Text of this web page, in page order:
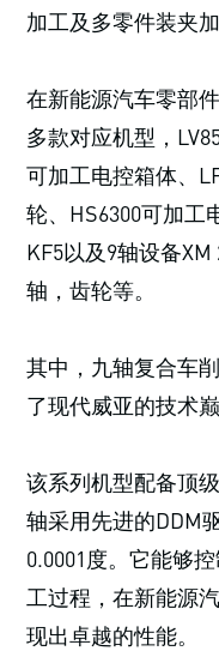
加工及多零件装夹加
在新能源汽车零部
多款对应机型，
可加工电控箱体、
轮、HS6300可加工
KF5以及9轴设备
轴，齿轮等。
其中，九轴复合车
了现代威亚的技术巅
该系列机型配备顶
轴采用先进的DDM
0.0001度。它能够
工过程，在新能源
现出卓越的性能。